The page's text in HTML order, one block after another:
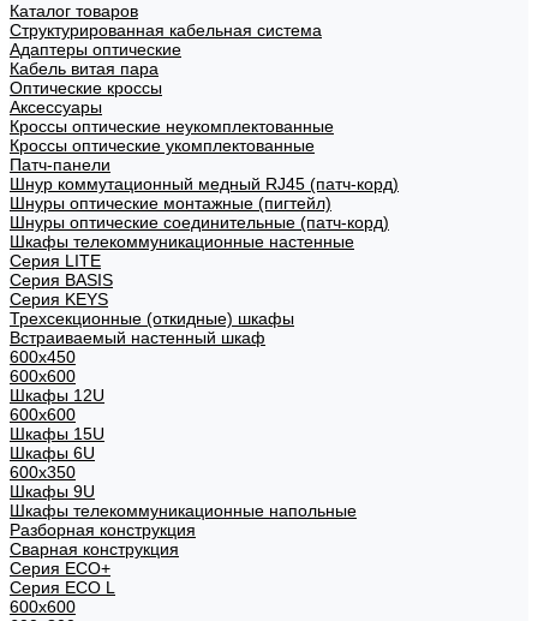
Каталог товаров
Структурированная кабельная система
Адаптеры оптические
Кабель витая пара
Оптические кроссы
Аксессуары
Кроссы оптические неукомплектованные
Кроссы оптические укомплектованные
Патч-панели
Шнур коммутационный медный RJ45 (патч-корд)
Шнуры оптические монтажные (пигтейл)
Шнуры оптические соединительные (патч-корд)
Шкафы телекоммуникационные настенные
Cерия LITE
Cерия BASIS
Cерия KEYS
Трехсекционные (откидные) шкафы
Встраиваемый настенный шкаф
600x450
600x600
Шкафы 12U
600x600
Шкафы 15U
Шкафы 6U
600x350
Шкафы 9U
Шкафы телекоммуникационные напольные
Разборная конструкция
Сварная конструкция
Серия ECO+
Серия ECO L
600x600